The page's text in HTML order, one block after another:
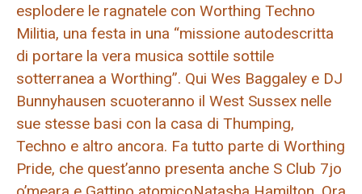
esplodere le ragnatele con Worthing Techno
Militia, una festa in una “missione autodescritta
di portare la vera musica sottile sottile
sotterranea a Worthing”. Qui Wes Baggaley e DJ
Bunnyhausen scuoteranno il West Sussex nelle
sue stesse basi con la casa di Thumping,
Techno e altro ancora. Fa tutto parte di Worthing
Pride, che quest’anno presenta anche S Club 7jo